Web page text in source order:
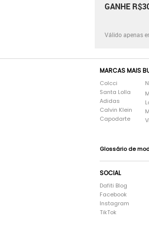
GANHE
Válido apenas
MARCAS MAIS
Colcci
Santa Lolla
Adidas
Calvin Klein
Capodarte
Glossário de
SOCIAL
Dafiti Blog
Facebook
Instagram
TikTok